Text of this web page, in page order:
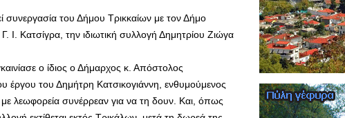
συνεργασία του Δήμου Τρικκαίων με τον Δήμο
Ι. Κατσίγρα, την ιδιωτική συλλογή Δημητρίου Ζιώγα
ο ίδιος ο Δήμαρχος κ. Απόστολος
έργου του Δημήτρη Κατσικογιάννη, ενθυμούμενος
λεωφορεία συνέρρεαν για να τη δουν. Και, όπως